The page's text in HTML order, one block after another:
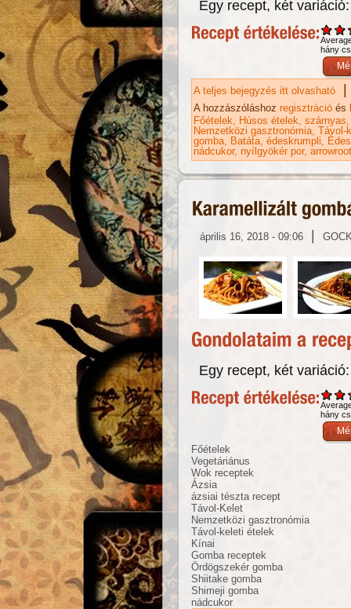
Egy recept, két
hány
A teljes bejegyzés itt olvasható |
A hozzászóláshoz regisztráció és
Főételek
Húsos ételek szárnyas
Nemzetközi gasztronómia Távol-
gomba
Batáta édeskrumpli
nádcukor nyílgyökér por arrowroot
április 16, 2018 - 09:06 |
Egy recept, két
hány
Főételek
Vegetáriánus
Wok receptek
Ázsia
ázsiai tészta recept
Távol-Kelet
Nemzetközi gasztronómia
Távol-keleti ételek
Kínai
Gomba receptek
Ördögszekér gomba
Shiitake gomba
Shimeji gomba
nádcukor